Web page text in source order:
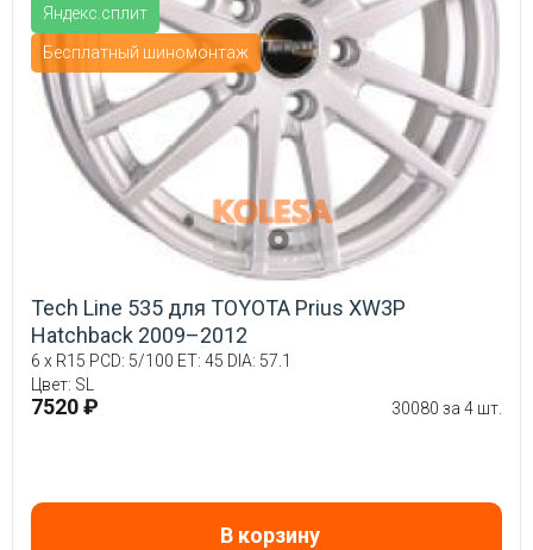
Яндекс.сплит
Бесплатный шиномонтаж
Tech Line 535 для TOYOTA Prius XW3P
Hatchback 2009–2012
6 x R15 PCD: 5/100 ET: 45 DIA: 57.1
Цвет: SL
7520 ₽ 30080 за 4 шт.
В корзину